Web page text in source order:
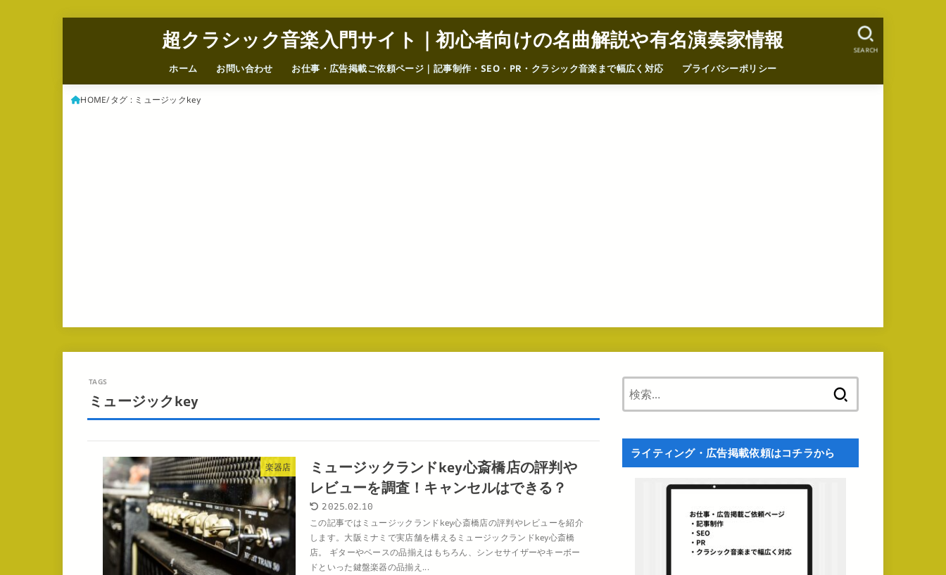
超クラシック音楽入門サイト｜初心者向けの名曲解説や有名演奏家情報
ホーム お問い合わせ お仕事・広告掲載ご依頼ページ｜記事制作・SEO・PR・クラシック音楽まで幅広く対応 プライバシーポリシー
SEARCH
HOME タグ : ミュージックkey
ミュージックkey
楽器店
ミュージックランドkey心斎橋店の評判や
レビューを調査！キャンセルはできる？
2025.02.10
この記事ではミュージックランドkey心斎橋店の評判やレビューを紹介
します。大阪ミナミで実店舗を構えるミュージックランドkey心斎橋
店。 ギターやベースの品揃えはもちろん、シンセサイザーやキーボー
ドといった鍵盤楽器の品揃え...
ライティング・広告掲載依頼はコチラから